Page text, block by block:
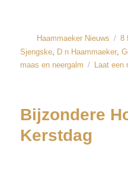
Haammaeker Nieuws 8
Sjengske, D n Haammaeker,
maas en neergalm Laat een
Bijzondere
Kerstdag